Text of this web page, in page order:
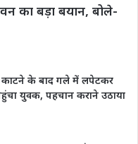
का बड़ा बयान, बोले-
के बाद गले में लपेटकर
युवक, पहचान कराने उठाया